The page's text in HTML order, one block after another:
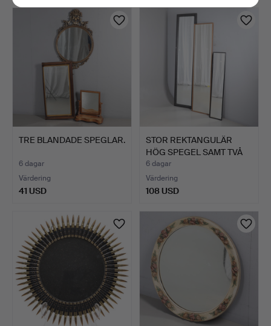
TRE BLANDADE SPEGLAR.
6 dagar
Värdering
41 USD
STOR REKTANGULÄR
HÖG SPEGEL SAMT TVÅ
ÖVRIG…
6 dagar
Värdering
108 USD